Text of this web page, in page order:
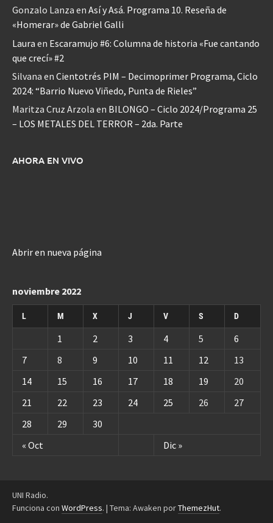
Gonzalo Lanza en Así y Asá. Programa 10. Reseña de
«Homerar» de Gabriel Galli
Laura en Escaramujo #6: Columna de historia «Fue cantando
que crecí» #2
Silvana en Cientotrés PIM – Decimoprimer Programa, Ciclo
2024: “Barrio Nuevo Viñedo, Punta de Rieles”
Maritza Cruz Arzola en BILONGO – Ciclo 2024/Programa 25
– LOS METALES DEL TERROR – 2da. Parte
AHORA EN VIVO
Abrir en nueva página
noviembre 2022
L M X J V S D
« Oct Dic »
1 2 3 4 5
6
7
8 9 10 11 12
13
14
15 16 17 18 19
20
21
22 23 24 25 26
27
28
29 30
UNI Radio.
Funciona con WordPress. | Tema: Awaken porThemezHut.